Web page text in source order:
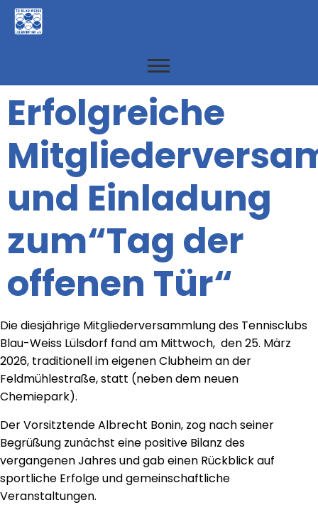
Erfolgreiche
und Einladung
zum“Tag der
offenen Tür“
Die diesjährige Mitgliederversammlung des Tennisclubs
Blau-Weiss Lülsdorf fand am Mittwoch, den 25. März
2026, traditionell im eigenen Clubheim an der
Feldmühlestraße, statt (neben dem neuen
Chemiepark).
Der Vorsitztende Albrecht Bonin, zog nach seiner
Begrüßung zunächst eine positive Bilanz des
vergangenen Jahres und gab einen Rückblick auf
sportliche Erfolge und gemeinschaftliche
Veranstaltungen.